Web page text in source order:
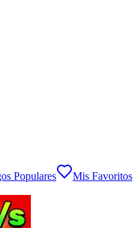
Populares
Mis Favoritos